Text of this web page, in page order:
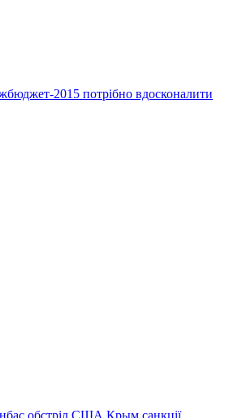
2015 потрібно вдосконалити
обстріл США Крым санкції